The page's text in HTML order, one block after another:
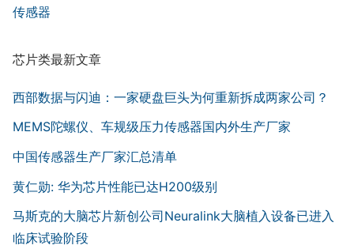
传感器
芯片类最新文章
西部数据与闪迪：一家硬盘巨头为何重新拆成两家公司？
MEMS陀螺仪、车规级压力传感器国内外生产厂家
中国传感器生产厂家汇总清单
黄仁勋: 华为芯片性能已达H200级别
马斯克的大脑芯片新创公司Neuralink大脑植入设备已进入
临床试验阶段